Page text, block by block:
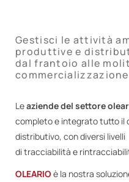
Gestisci le attività
produttive e
dal frantoio alle
Leaziende del settore
completo e integrato tutto il
distributivo, con diversi livelli
di tracciabilità e
OLEARIO è la nostra